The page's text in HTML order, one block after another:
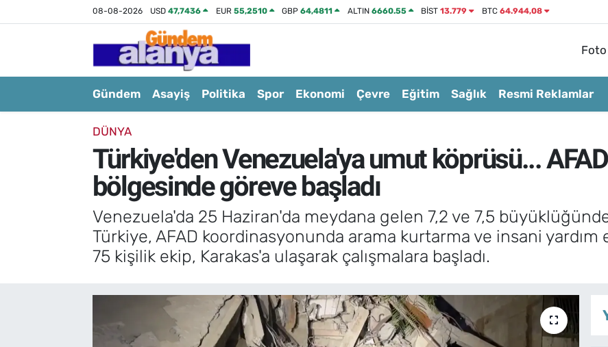
08-08-2026 USD47,7436 EUR 55,2510 GBP64,4811 ALTIN 6660.55 BİST13.779 BTC 64.944,08
Foto
Gündem Asayiş Politika Spor Ekonomi Çevre Eğitim Sağlık Resmi Reklamlar
DÜNYA
Türkiye'den Venezuela'ya umut köprüsü...
bölgesinde göreve başladı
Venezuela'da 25 Haziran'da meydana gelen 7,2 ve 7,5
Türkiye, AFAD koordinasyonunda arama kurtarma ve insani
75 kişilik ekip, Karakas'a ulaşarak çalışmalara başladı.